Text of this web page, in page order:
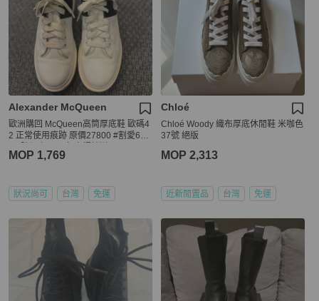
Alexander McQueen
歐洲購回 McQueen高筒厚底鞋 歐碼4
2 正常使用痕跡 原價27800 #割愛688
MOP 1,769
狀況尚可 台灣 免運
Chloé
Chloé Woody 織布厚底休閒鞋 米咖色
37號 絕版
MOP 2,313
近新閒置品 台灣 免運